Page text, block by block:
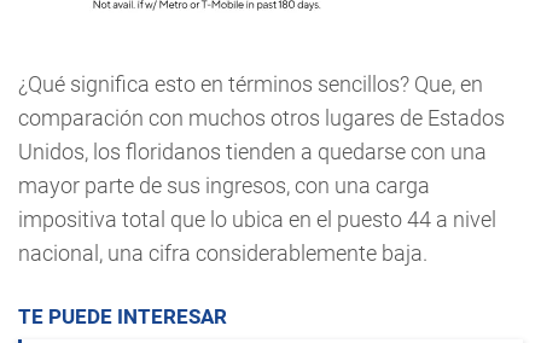
¿Qué significa esto en términos sencillos? Que, en
comparación con muchos otros lugares de Estados
Unidos, los floridanos tienden a quedarse con una
mayor parte de sus ingresos, con una carga
impositiva total que lo ubica en el puesto 44 a nivel
nacional, una cifra considerablemente baja.
TE PUEDE INTERESAR